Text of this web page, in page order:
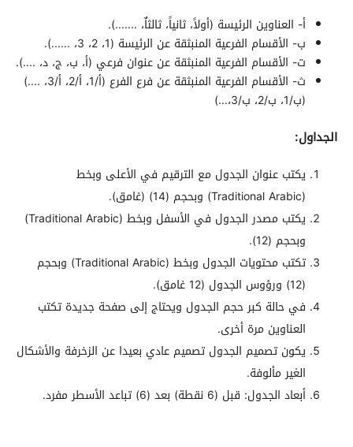
أ‌- العناوين الرئيسة (أولاً، ثانياً، ثالثاٌ، .......).
ب‌- الأقسام الفرعية المنبثقة عن الرئيسة (1، 2، 3، ......).
ت‌- الأقسام الفرعية المنبثقة عن عنوان فرعي (أ، ب، ج، د، ....).
ث‌- الأقسام الفرعية المنبثقة عن فرع الفرع (أ/1، أ/2، أ/3، ....)
(ب/1، ب/2، ب/3،...)
الجداول:
يكتب عنوان الجدول مع الترقيم في الأعلى وبخط
(Traditional Arabic) وبحجم (14) (غامق).
يكتب مصدر الجدول في الأسفل وبخط (Traditional Arabic)
وبحجم (12).
تكتب محتويات الجدول وبخط (Traditional Arabic) وبحجم
(12) ورؤوس الجدول (12 غامق).
في حالة كبر حجم الجدول ويحتاج إلى صفحة جديدة تكتب
العناوين مرة أخرى.
يكون تصميم الجدول تصميم عادي بعيدا عن الزخرفة والأشكال
الغير مألوفة.
أبعاد الجدول: قبل (6 نقطة) بعد (6) تباعد الأسطر مفرد.